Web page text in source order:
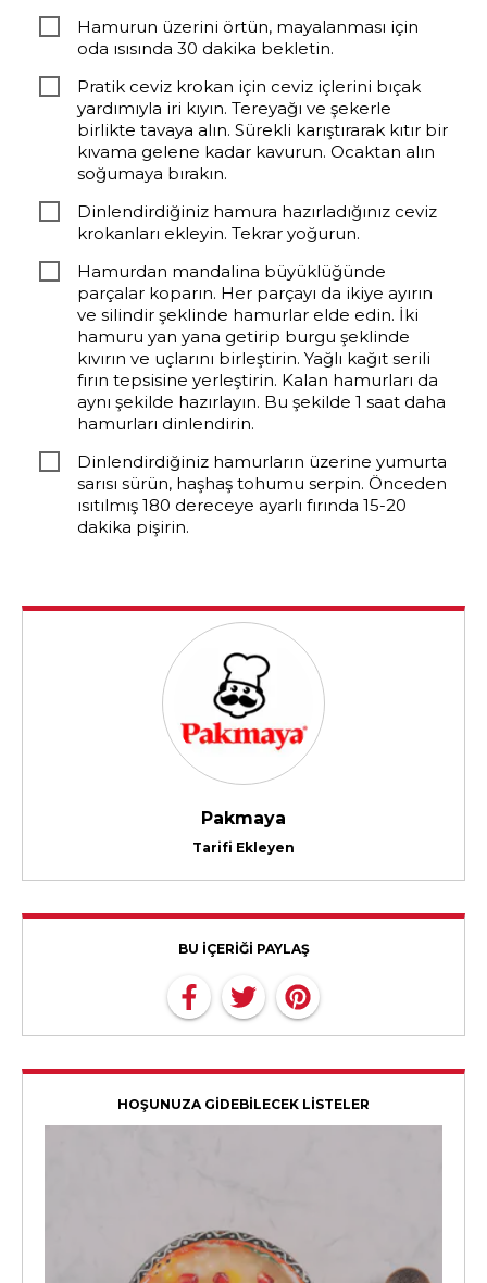
Hamurun üzerini örtün, mayalanması için
oda ısısında 30 dakika bekletin.
Pratik ceviz krokan için ceviz içlerini bıçak
yardımıyla iri kıyın. Tereyağı ve şekerle
birlikte tavaya alın. Sürekli karıştırarak kıtır bir
kıvama gelene kadar kavurun. Ocaktan alın
soğumaya bırakın.
Dinlendirdiğiniz hamura hazırladığınız ceviz
krokanları ekleyin. Tekrar yoğurun.
Hamurdan mandalina büyüklüğünde
parçalar koparın. Her parçayı da ikiye ayırın
ve silindir şeklinde hamurlar elde edin. İki
hamuru yan yana getirip burgu şeklinde
kıvırın ve uçlarını birleştirin. Yağlı kağıt serili
fırın tepsisine yerleştirin. Kalan hamurları da
aynı şekilde hazırlayın. Bu şekilde 1 saat daha
hamurları dinlendirin.
Dinlendirdiğiniz hamurların üzerine yumurta
sarısı sürün, haşhaş tohumu serpin. Önceden
ısıtılmış 180 dereceye ayarlı fırında 15-20
dakika pişirin.
Pakmaya
Tarifi Ekleyen
BU İÇERİĞİ PAYLAŞ
HOŞUNUZA GİDEBİLECEK LİSTELER